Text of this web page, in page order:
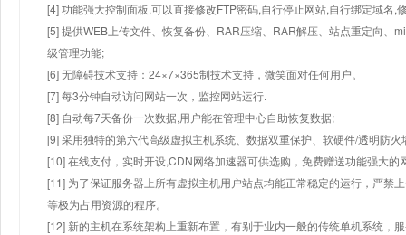
[4] 功能强大控制面板,可以直接修改FTP密码,自行停止网站,自行绑定域名,
[5] 提供WEB上传文件、恢复备份、RAR压缩、RAR解压、站点重定向、
级管理功能;
[6] 无障碍技术支持：24×7×365制技术支持，微笑面对任何用户。
[7] 每3分钟自动访问网站一次，监控网站运行.
[8] 自动每7天备份一次数据,用户能在管理中心自助恢复数据;
[9] 采用独特的第六代高级虚拟主机系统、数据双重保护、软硬件/透明防火
[10] 在线支付，实时开设,CDN网络加速器可供选购，免费赠送功能强大
[11] 为了保证服务器上所有虚拟主机用户站点均能正常稳定的运行，严禁
等极为占用资源的程序。
[12] 新的主机在系统架构上重新布置，有别于业内一般的传统单机系统，